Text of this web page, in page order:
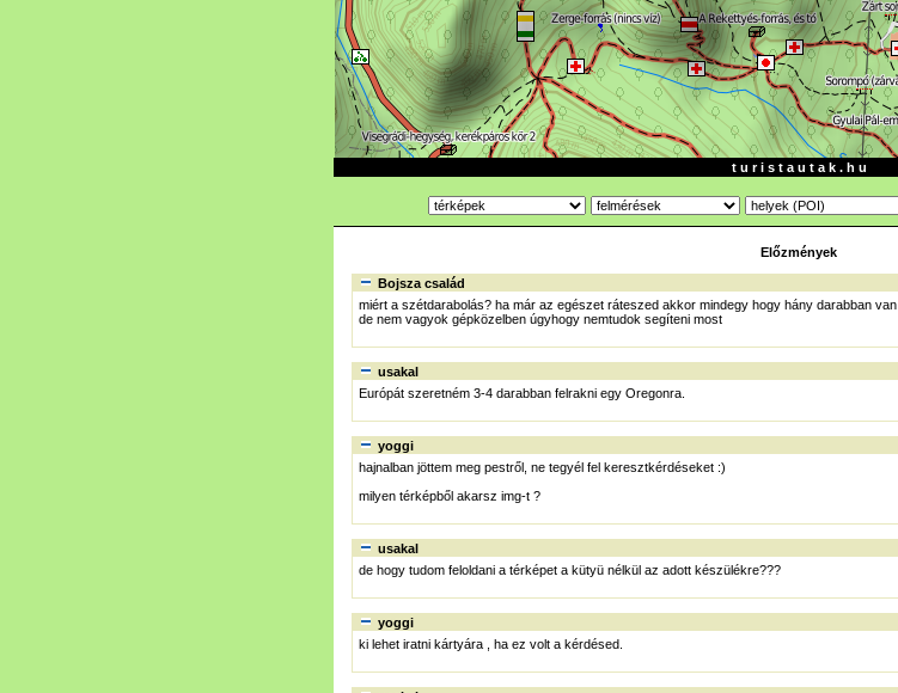
t u r i s t a u t a k . h u
Előzmények
Bojsza család
miért a szétdarabolás? ha már az egészet ráteszed akkor mindegy hogy hány darabban van
de nem vagyok gépközelben úgyhogy nemtudok segíteni most
usakal
Európát szeretném 3-4 darabban felrakni egy Oregonra.
yoggi
hajnalban jöttem meg pestről, ne tegyél fel keresztkérdéseket :)
milyen térképből akarsz img-t ?
usakal
de hogy tudom feloldani a térképet a kütyü nélkül az adott készülékre???
yoggi
ki lehet iratni kártyára , ha ez volt a kérdésed.